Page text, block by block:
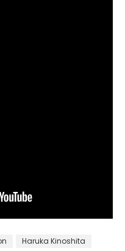
Haruka Kinoshita